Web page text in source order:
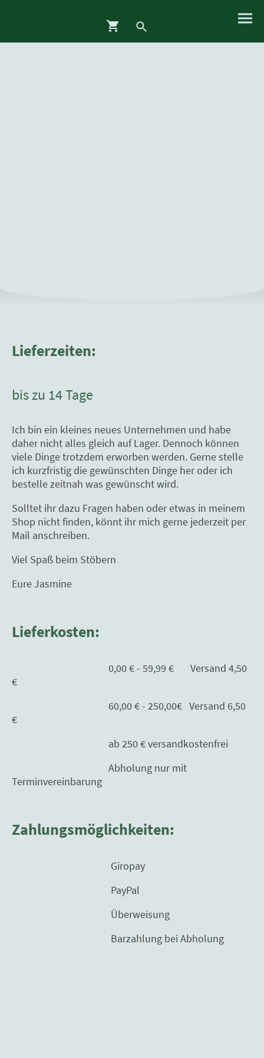
Lieferzeiten:
bis zu 14 Tage
Ich bin ein kleines neues Unternehmen und habe
daher nicht alles gleich auf Lager. Dennoch können
viele Dinge trotzdem erworben werden. Gerne stelle
ich kurzfristig die gewünschten Dinge her oder ich
bestelle zeitnah was gewünscht wird.
Solltet ihr dazu Fragen haben oder etwas in meinem
Shop nicht finden, könnt ihr mich gerne jederzeit per
Mail anschreiben.
Viel Spaß beim Stöbern
Eure Jasmine
Lieferkosten:
0,00 € - 59,99 € Versand 4,50
€
60,00 € - 250,00€ Versand 6,50
€
ab 250 € versandkostenfrei
Abholung nur mit
Terminvereinbarung
Zahlungsmöglichkeiten:
Giropay
PayPal
Überweisung
Barzahlung bei Abholung